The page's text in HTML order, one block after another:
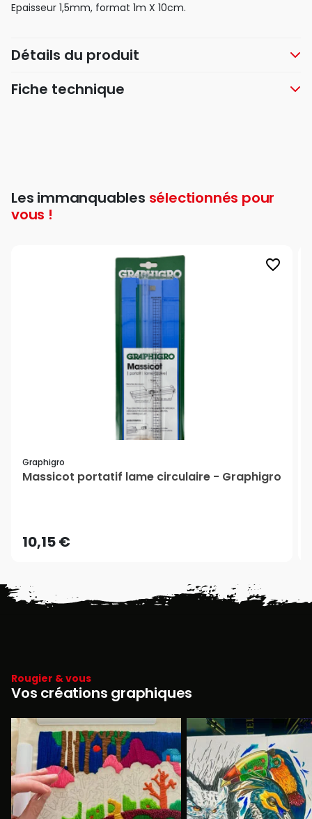
Epaisseur 1,5mm, format 1m X 10cm.
Détails du produit
Fiche technique
Les immanquables sélectionnés pour
vous !
favorite_border
Graphigro
Massicot portatif lame circulaire - Graphigro
10,15 €
Rougier & vous
Vos créations graphiques